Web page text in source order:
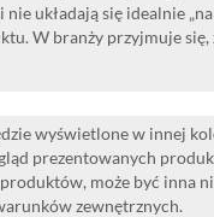
układają się idealnie
W branży przyjmuje
wyświetlone w innej
prezentowanych
może być inna
zewnętrznych.